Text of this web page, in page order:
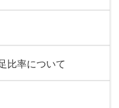
比率について